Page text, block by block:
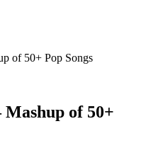
of 50+ Pop Songs
Mashup of 50+